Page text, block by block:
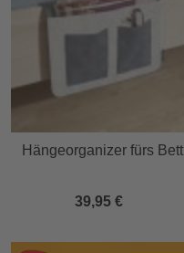
Hängeorganizer fürs Bett
39,95 €